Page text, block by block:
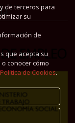
de terceros para
su
de
que acepta su
conocer cómo
Política de Cookies.